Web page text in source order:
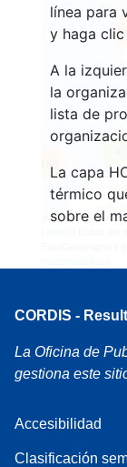
línea para
y haga
A la
la
lista de
La capa
térmico
sobre el
160
CORDIS -
La Oficina de
gestiona este
Accesibilidad
Clasificación